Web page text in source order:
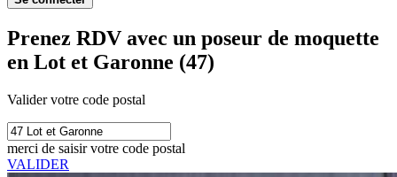
Prenez RDV avec un poseur de moquette
en Lot et Garonne (47)
Valider votre code postal
merci de saisir votre code postal
VALIDER